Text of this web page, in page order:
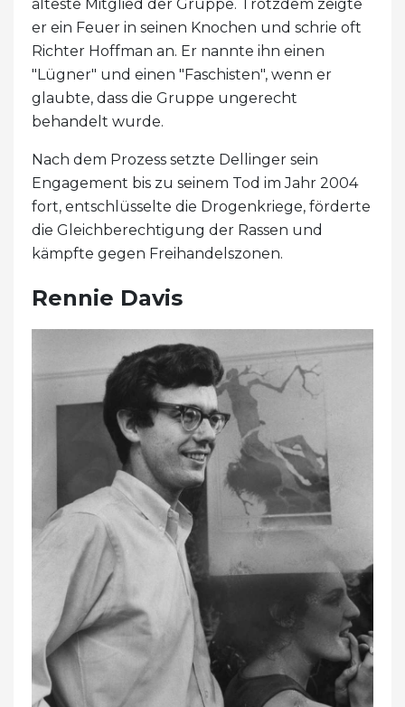
älteste Mitglied der Gruppe. Trotzdem zeigte
er ein Feuer in seinen Knochen und schrie oft
Richter Hoffman an. Er nannte ihn einen
"Lügner" und einen "Faschisten", wenn er
glaubte, dass die Gruppe ungerecht
behandelt wurde.
Nach dem Prozess setzte Dellinger sein
Engagement bis zu seinem Tod im Jahr 2004
fort, entschlüsselte die Drogenkriege, förderte
die Gleichberechtigung der Rassen und
kämpfte gegen Freihandelszonen.
Rennie Davis